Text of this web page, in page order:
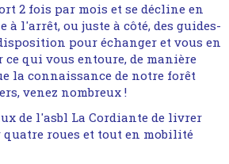
2 fois par mois et se décline en
à l'arrêt, ou juste à côté, des guides-
pour échanger et vous en
qui vous entoure, de manière
la connaissance de notre forêt
venez nombreux !
de l'asbl La Cordiante de livrer
roues et tout en mobilité